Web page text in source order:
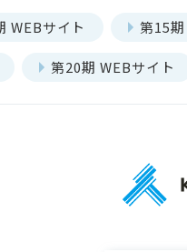
WEBサイト 第15
第20期 WEBサイト